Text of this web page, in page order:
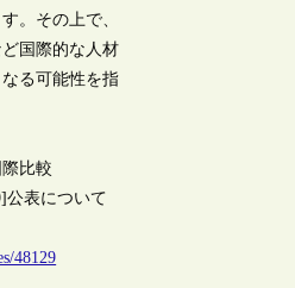
。その上で、
国際的な人材
る可能性を指
比較
公表について
48129